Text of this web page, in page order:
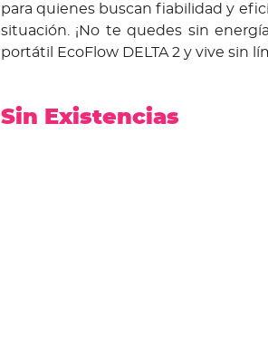
para quienes buscan fiabilidad y
situación. ¡No te quedes sin
portátil EcoFlow DELTA 2 y vive sin
Sin Existencias